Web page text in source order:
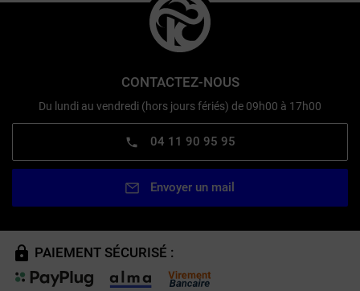
CONTACTEZ-NOUS
Du lundi au vendredi (hors jours fériés) de 09h00 à 17h00
04 11 90 95 95
Envoyer un mail
PAIEMENT SÉCURISÉ :